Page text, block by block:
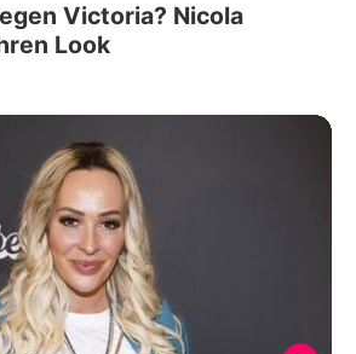
Victoria? Nicola
Look